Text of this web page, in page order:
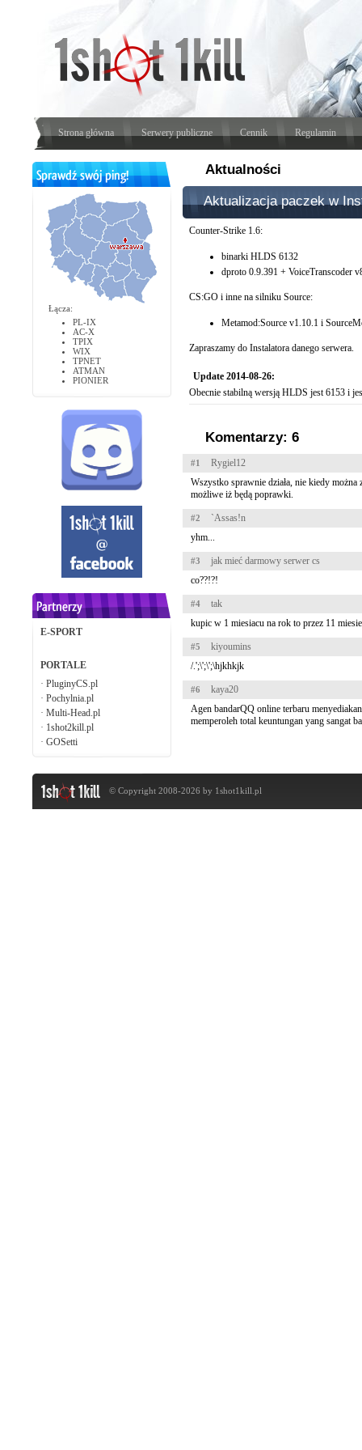
Strona główna Serwery publiczne Cennik Regulamin
Łącza:
PL-IX
AC-X
TPIX
WIX
TPNET
ATMAN
PIONIER
E-SPORT
PORTALE
· PluginyCS.pl
· Pochylnia.pl
· Multi-Head.pl
· 1shot2kill.pl
· GOSetti
Aktualności
Aktualizacja paczek w
Counter-Strike 1.6:
binarki HLDS 6132
dproto 0.9.391 + VoiceTranscoder
CS:GO i inne na silniku Source:
Metamod:Source v1.10.1 i
Zapraszamy do Instalatora danego serwera.
Update 2014-08-26:
Obecnie stabilną wersją HLDS jest 6153 i
Komentarzy: 6
#1
Rygiel12
Wszystko sprawnie działa, nie kiedy
możliwe iż będą poprawki.
#2
`Assas!n
yhm...
#3
jak mieć darmowy serwer cs
co??!?!
#4
tak
kupic w 1 miesiacu na rok to przez 11
#5
kiyoumins
/.';\';\';\hjkhkjk
#6
kaya20
Agen bandarQQ online terbaru
memperoleh total keuntungan yang sangat
© Copyright 2008-2026 by 1shot1kill.pl